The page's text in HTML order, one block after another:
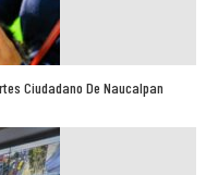
Ciudadano De Naucalpan